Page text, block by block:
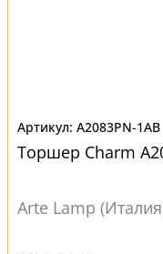
A2083PN-1AB
Торшер Charm
Arte Lamp